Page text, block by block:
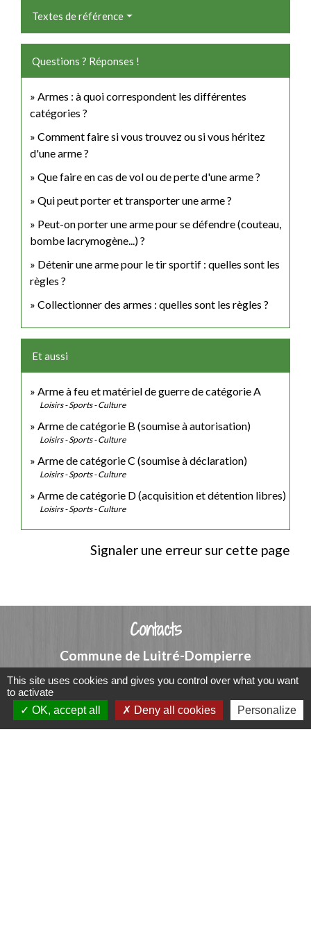
Textes de référence
Questions ? Réponses !
Armes : à quoi correspondent les différentes
catégories ?
Comment faire si vous trouvez ou si vous héritez
d'une arme ?
Que faire en cas de vol ou de perte d'une arme ?
Qui peut porter et transporter une arme ?
Peut-on porter une arme pour se défendre (couteau,
bombe lacrymogène...) ?
Détenir une arme pour le tir sportif : quelles sont les
règles ?
Collectionner des armes : quelles sont les règles ?
Et aussi
Arme à feu et matériel de guerre de catégorie A
Loisirs - Sports - Culture
Arme de catégorie B (soumise à autorisation)
Loisirs - Sports - Culture
Arme de catégorie C (soumise à déclaration)
Loisirs - Sports - Culture
Arme de catégorie D (acquisition et détention libres)
Loisirs - Sports - Culture
Signaler une erreur sur cette page
Contacts
Commune de Luitré-Dompierre
14 rue de Normandie - LUITRE
35133 Luitré-Dompierre - FRANCE
+33 2 99 97 91 26
This site uses cookies and gives you control over what you want
to activate
OK, accept all
Deny all cookies Personalize